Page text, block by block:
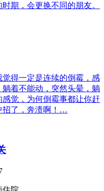
期，会更换不同的朋友。
得一定是连续的倒霉，感
着不能动，突然头晕，躺
觉，为何倒霉事都让你赶
招了，奔溃啊！…